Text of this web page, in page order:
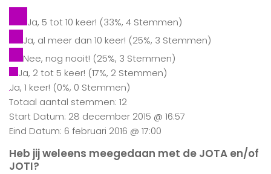
Ja, 5 tot 10 keer! (33%, 4 Stemmen)
Ja, al meer dan 10 keer! (25%, 3 Stemmen)
Nee, nog nooit! (25%, 3 Stemmen)
Ja, 2 tot 5 keer! (17%, 2 Stemmen)
Ja, 1 keer! (0%, 0 Stemmen)
Totaal aantal stemmen: 12
Start Datum: 28 december 2015 @ 16:57
Eind Datum: 6 februari 2016 @ 17:00
Heb jij weleens meegedaan met de JOTA en/of
JOTI?